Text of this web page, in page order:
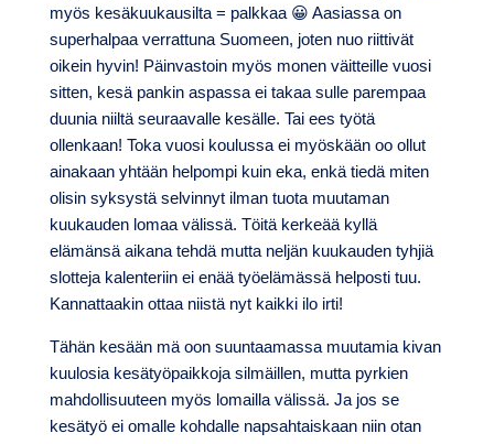
myös kesäkuukausilta = palkkaa 😀 Aasiassa on
superhalpaa verrattuna Suomeen, joten nuo riittivät
oikein hyvin! Päinvastoin myös monen väitteille vuosi
sitten, kesä pankin aspassa ei takaa sulle parempaa
duunia niiltä seuraavalle kesälle. Tai ees työtä
ollenkaan! Toka vuosi koulussa ei myöskään oo ollut
ainakaan yhtään helpompi kuin eka, enkä tiedä miten
olisin syksystä selvinnyt ilman tuota muutaman
kuukauden lomaa välissä. Töitä kerkeää kyllä
elämänsä aikana tehdä mutta neljän kuukauden tyhjiä
slotteja kalenteriin ei enää työelämässä helposti tuu.
Kannattaakin ottaa niistä nyt kaikki ilo irti!
Tähän kesään mä oon suuntaamassa muutamia kivan
kuulosia kesätyöpaikkoja silmäillen, mutta pyrkien
mahdollisuuteen myös lomailla välissä. Ja jos se
kesätyö ei omalle kohdalle napsahtaiskaan niin otan